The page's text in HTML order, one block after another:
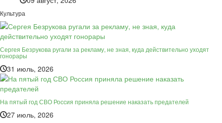
Культура
Сергея Безрукова ругали за рекламу, не зная, куда действительно уходят
гонорары
31 июль, 2026
На пятый год СВО Россия приняла решение наказать предателей
27 июль, 2026